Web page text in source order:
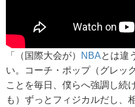
「（国際大会が） NBAとは違
い。コーチ・ポップ（グレッ
ことを毎日、僕らへ強調し続
も）ずっとフィジカルだし、